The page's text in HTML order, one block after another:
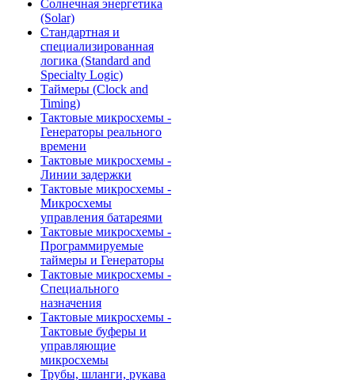
Солнечная энергетика
(Solar)
Стандартная и
специализированная
логика (Standard and
Specialty Logic)
Таймеры (Clock and
Timing)
Тактовые микросхемы -
Генераторы реального
времени
Тактовые микросхемы -
Линии задержки
Тактовые микросхемы -
Микросхемы
управления батареями
Тактовые микросхемы -
Программируемые
таймеры и Генераторы
Тактовые микросхемы -
Специального
назначения
Тактовые микросхемы -
Тактовые буферы и
управляющие
микросхемы
Трубы, шланги, рукава